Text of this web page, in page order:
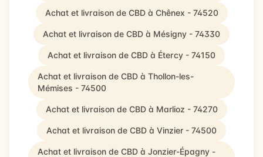
Achat et livraison de CBD à Chênex - 74520
Achat et livraison de CBD à Mésigny - 74330
Achat et livraison de CBD à Étercy - 74150
Achat et livraison de CBD à Thollon-les-
Mémises - 74500
Achat et livraison de CBD à Marlioz - 74270
Achat et livraison de CBD à Vinzier - 74500
Achat et livraison de CBD à Jonzier-Épagny -